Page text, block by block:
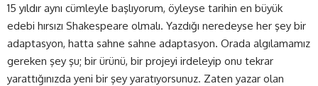
15 yıldır aynı cümleyle başlıyorum, öyleyse tarihin en büyük
edebi hırsızı Shakespeare olmalı. Yazdığı neredeyse her şey bir
adaptasyon, hatta sahne sahne adaptasyon. Orada algılamamız
gereken şey şu; bir ürünü, bir projeyi irdeleyip onu tekrar
yarattığınızda yeni bir şey yaratıyorsunuz. Zaten yazar olan